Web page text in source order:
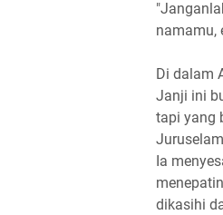
namamu,
Di dalam
Janji ini
tapi yang
Ia
dikasihi